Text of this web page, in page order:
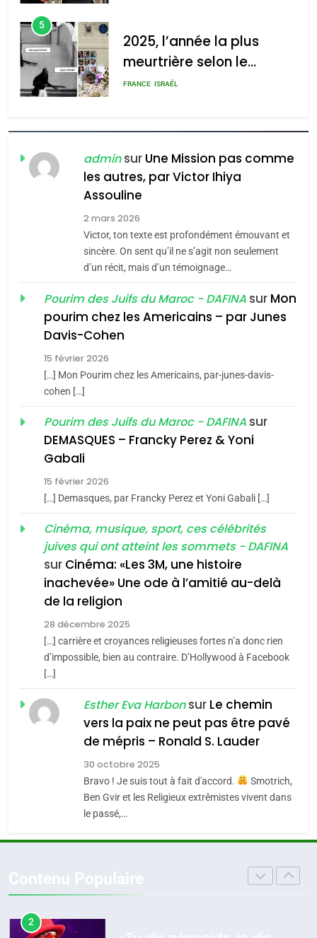
5
2025, l’année la plus
meurtrière selon le
rapport d’ADL contre
FRANCE ISRAÉL
FIÈRE, DIGNE ET RÉSILIENTE :
POURQUOI JE REVENDIQUE
MA JUDAÏTE par Thérèse
Zrihen-Dvir
ISRAÉL JUDAISME
CE QUI NOUS MANQUE –
Jacques Hadida
JUDAISME
Maroc : Les amandes de
Tafraout, le miel de Tadla
du terroir
Oeil ravageur – Vanessa
De Loya Stauber
«Tu dis génocide, je dis
guerre»: La nouvelle
chanson de Boy George
ISRAÉL JUDAISME
Accords d’Isaac:
l’alliance pourrait
s’étendre à 13 pays
d’Amérique latine
ISRAÉL JUDAISME
2025, l’année la plus
meurtrière selon le
FIÈRE, DIGNE ET RÉSILIENTE :
adminsur Une Mission pas comme
les autres, par Victor Ihiya
Assouline
2 mars 2026
Victor, ton texte est profondément émouvant et
sincère. On sent qu’il ne s’agit non seulement
d’un récit, mais d’un témoignage…
Pourim des Juifs du Maroc - DAFINA sur Mon
pourim chez les Americains – par Junes
Davis-Cohen
15 février 2026
[…] Mon Pourim chez les Americains, par-junes-davis-
cohen […]
Pourim des Juifs du Maroc - DAFINA sur
DEMASQUES – Francky Perez & Yoni
Gabali
15 février 2026
[…] Demasques, par Francky Perez et Yoni Gabali […]
Cinéma, musique, sport, ces célébrités
juives qui ont atteint les sommets - DAFINA
sur Cinéma: «Les 3M, une histoire
inachevée» Une ode à l’amitié au-delà
de la religion
28 décembre 2025
[…] carrière et croyances religieuses fortes n’a donc rien
d’impossible, bien au contraire. D’Hollywood à Facebook
[…]
Esther Eva Harbonsur Le chemin
vers la paix ne peut pas être pavé
de mépris – Ronald S. Lauder
30 octobre 2025
Bravo ! Je suis tout à fait d'accord.
Smotrich,
Ben Gvir et les Religieux extrêmistes vivent dans
le passé,…
meurtrière selon le rapport
l’antisémitisme
FIÈRE, DIGNE ET RÉSILIENTE :
POURQUOI JE REVENDIQUE
MA JUDAÏTE par Thérèse
Zrihen-Dvir
ISRAÉL
CE QUI NOUS MANQUE –
JUDAISME
Maroc : Les amandes de
Tafraout, le miel de Tadla
Azilal consacrés produits
du terroir
DAFINA MAROC
Oeil ravageur – Vanessa De
2